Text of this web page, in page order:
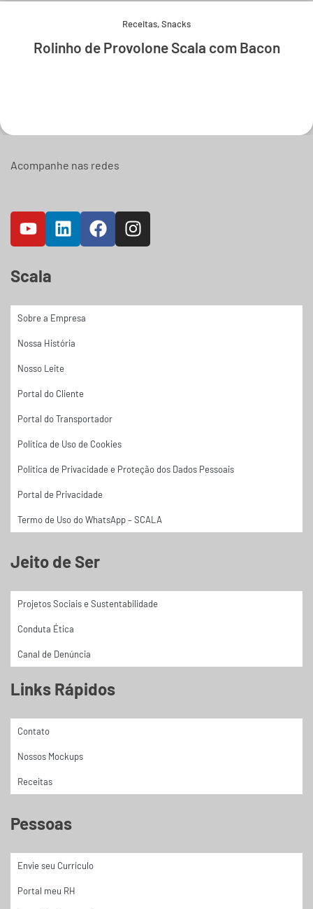
Receitas,Snacks
Rolinho de Provolone Scala com Bacon
Acompanhe nas redes
Scala
Sobre a Empresa
Nossa História
Nosso Leite
Portal do Cliente
Portal do Transportador
Política de Uso de Cookies
Política de Privacidade e Proteção dos Dados Pessoais
Portal de Privacidade
Termo de Uso do WhatsApp – SCALA
Jeito de Ser
Projetos Sociais e Sustentabilidade
Conduta Ética
Canal de Denúncia
Links Rápidos
Contato
Nossos Mockups
Receitas
Pessoas
Envie seu Currículo
Portal meu RH